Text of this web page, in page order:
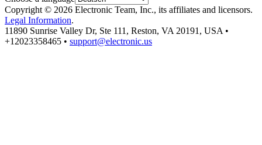
Copyright © 2026 Electronic Team, Inc., its affiliates and licensors.
Legal Information.
11890 Sunrise Valley Dr, Ste 111, Reston, VA 20191, USA •
+12023358465 • support@electronic.us